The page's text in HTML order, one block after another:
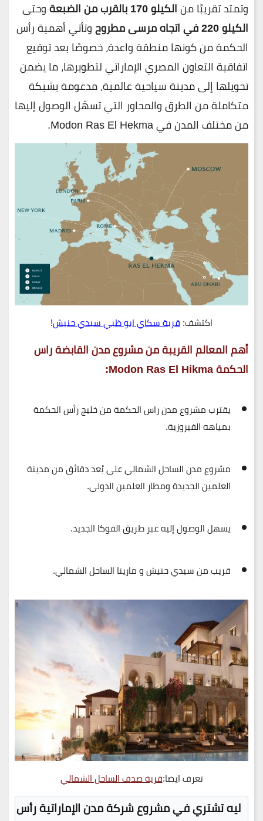
وتمتد تقريبًا منالكيلو 170 بالقرب من الضبعة
وحتى
الكيلو 220 في اتجاه مرسى مطروح
وتأتي أهمية رأس
الحكمة من كونها منطقة واعدة، خصوصًا بعد توقيع
اتفاقية التعاون المصري الإماراتي لتطويرها، ما يضمن
تحويلها إلى مدينة سياحية عالمية، مدعومة بشبكة
متكاملة من الطرق والمحاور التي تسهّل الوصول إليها
من مختلف المدن في Modon Ras El Hekma.
اكتشف:قرية سكاي ابو ظبي سيدي حنيش!
أهم المعالم القريبة من مشروع مدن القابضة راس
الحكمة Modon Ras El Hikma:
يقترب مشروعمدن راس الحكمةمن خليج رأس الحكمة
بمياهه الفيروزية.
مشروع مدن الساحل الشماليعلى بُعد دقائق من مدينة
العلمين الجديدة ومطار العلمين الدولي.
يسهل الوصول إليه عبر طريق الفوكا الجديد.
قريب من سيدي حنيش و مارينا الساحل الشمالي.
تعرف ايضا:قرية صدف الساحل الشمالي
ليه تشتري في مشروع شركة مدن الإماراتية رأس